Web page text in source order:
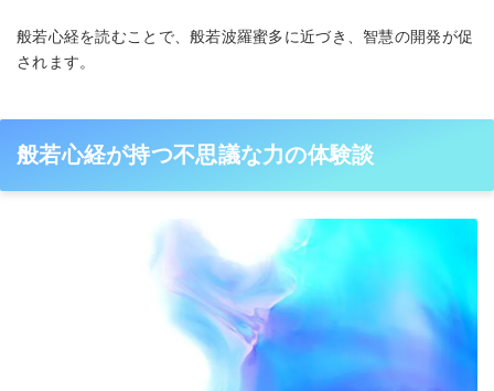
般若心経を読むことで、般若波羅蜜多に近づき、智慧の開発が促
されます。
般若心経が持つ不思議な力の体験談